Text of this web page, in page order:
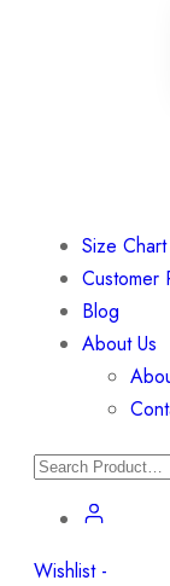
Size Chart
Customer
Blog
About Us
Wishlist -